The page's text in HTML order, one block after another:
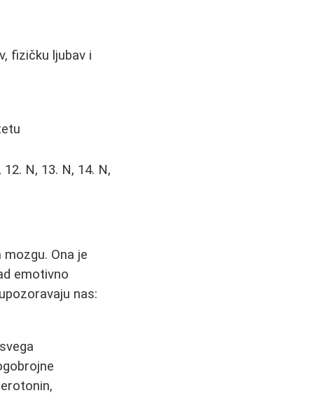
fizičku ljubav i
N, 13. N, 14. N,
Ona je
emotivno
nas: